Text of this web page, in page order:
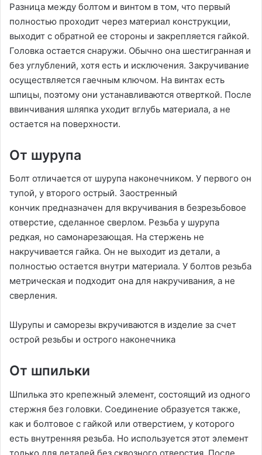
Разница между болтом и винтом в том, что первый
полностью проходит через материал конструкции,
выходит с обратной ее стороны и закрепляется гайкой.
Головка остается снаружи. Обычно она шестигранная и
без углублений, хотя есть и исключения. Закручивание
осуществляется гаечным ключом. На винтах есть
шпицы, поэтому они устанавливаются отверткой. После
ввинчивания шляпка уходит вглубь материала, а не
остается на поверхности.
От шурупа
Болт отличается от шурупа наконечником. У первого он
тупой, у второго острый. Заостренный
кончик предназначен для вкручивания в безрезьбовое
отверстие, сделанное сверлом. Резьба у шурупа
редкая, но самонарезающая. На стержень не
накручивается гайка. Он не выходит из детали, а
полностью остается внутри материала. У болтов резьба
метрическая и подходит она для накручивания, а не
сверления.
Шурупы и саморезы вкручиваются в изделие за счет
острой резьбы и острого наконечника
От шпильки
Шпилька это крепежный элемент, состоящий из одного
стержня без головки. Соединение образуется также,
как и болтовое с гайкой или отверстием, у которого
есть внутренняя резьба. Но используется этот элемент